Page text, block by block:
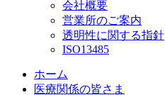
会社概要
営業所のご案内
透明性に関する指針
ISO13485
ホーム
医療関係の皆さま